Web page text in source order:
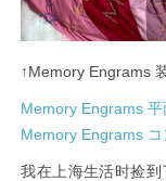
↑Memory Engrams
Memory Engrams 平
Memory Engrams コ
我在上海生活时捡